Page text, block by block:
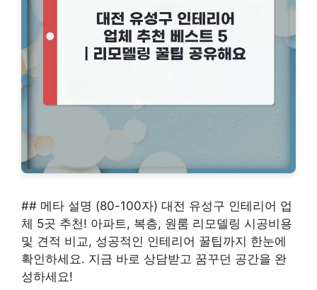
## 메타 설명 (80-100자) 대전 유성구 인테리어 업
체 5곳 추천! 아파트, 복층, 원룸 리모델링 시공비용
및 견적 비교, 성공적인 인테리어 꿀팁까지 한눈에
확인하세요. 지금 바로 상담받고 꿈꾸던 공간을 완
성하세요!